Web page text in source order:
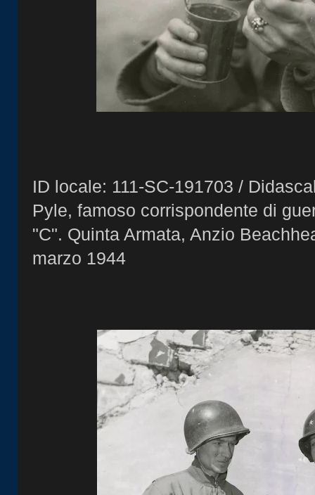
ID locale: 111-SC-191703 /
Pyle, famoso corrispondente di
"C". Quinta Armata, Anzio
marzo 1944